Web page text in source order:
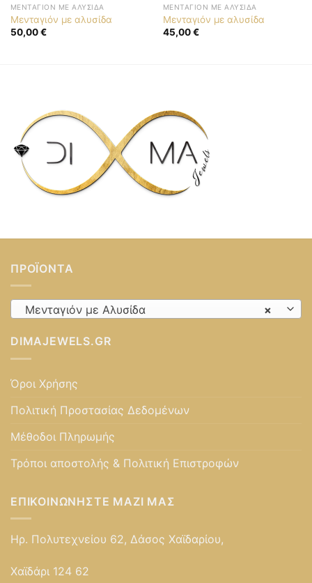
ΜΕΝΤΑΓΙΌΝ ΜΕ ΑΛΥΣΊΔΑ
Μενταγιόν με αλυσίδα
50,00€
ΜΕΝΤΑΓΙΌΝ ΜΕ ΑΛΥΣΊΔΑ
Μενταγιόν με αλυσίδα
45,00€
ΠΡΟΪΌΝΤΑ
×
Μενταγιόν με Αλυσίδα
DIMAJEWELS.GR
Όροι Χρήσης
Πολιτική Προστασίας Δεδομένων
Μέθοδοι Πληρωμής
Τρόποι αποστολής & Πολιτική Επιστροφών
ΕΠΙΚΟΙΝΩΝΉΣΤΕ ΜΑΖΊ ΜΑΣ
Ηρ. Πολυτεχνείου 62, Δάσος Χαϊδαρίου,
Χαϊδάρι 124 62